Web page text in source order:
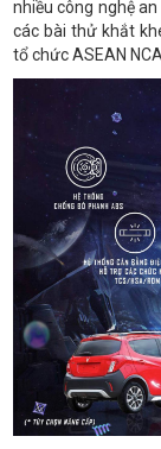
nhiều công nghệ
các bài thử khắt
tổ chức ASEAN